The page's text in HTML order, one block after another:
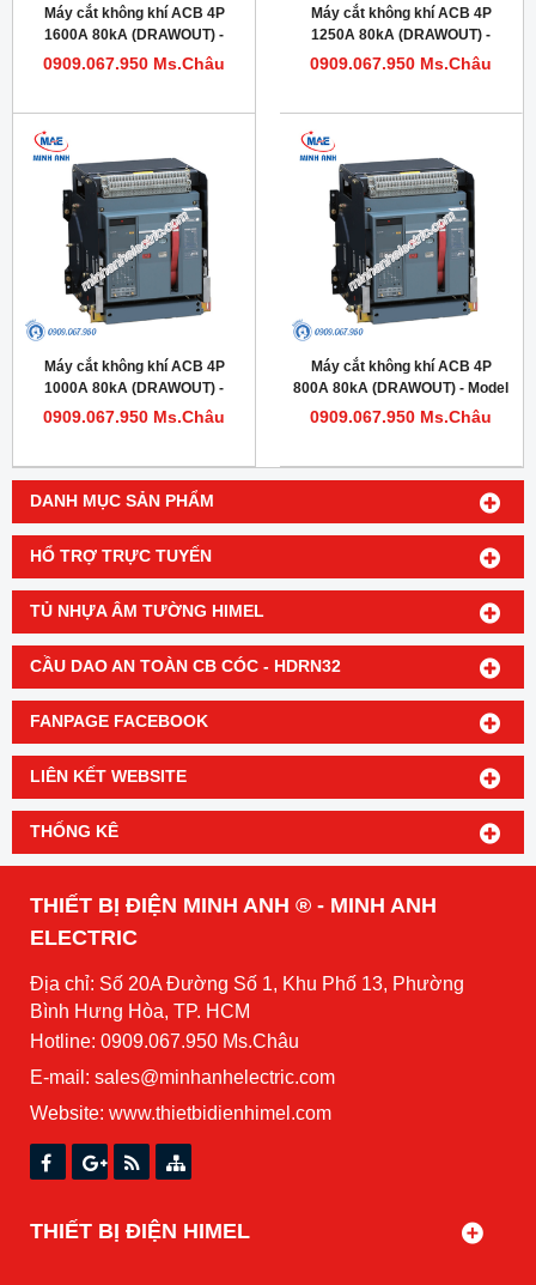
DANH MỤC SẢN PHẨM
HỔ TRỢ TRỰC TUYẾN
TỦ NHỰA ÂM TƯỜNG HIMEL
CẦU DAO AN TOÀN CB CÓC - HDRN32
FANPAGE FACEBOOK
LIÊN KẾT WEBSITE
THỐNG KÊ
Máy cắt không khí ACB 4P
1600A 80kA (DRAWOUT) -
Model HDW620164DHVV56M
0909.067.950 Ms.Châu
Máy cắt không khí ACB 4P
1250A 80kA (DRAWOUT) -
Model HDW620124DHVV56M
0909.067.950 Ms.Châu
Máy cắt không khí ACB 4P
1000A 80kA (DRAWOUT) -
Model HDW620104DHVV56M
0909.067.950 Ms.Châu
Máy cắt không khí ACB 4P
800A 80kA (DRAWOUT) - Model
HDW620084DHVV56M
0909.067.950 Ms.Châu
THIẾT BỊ ĐIỆN MINH ANH ® - MINH ANH
ELECTRIC
Địa chỉ: Số 20A Đường Số 1, Khu Phố 13, Phường
Bình Hưng Hòa, TP. HCM
Hotline: 0909.067.950 Ms.Châu
E-mail: sales@minhanhelectric.com
Website: www.thietbidienhimel.com
THIẾT BỊ ĐIỆN HIMEL